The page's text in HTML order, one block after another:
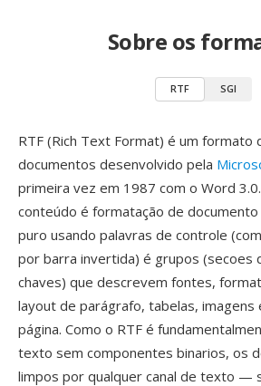
Sobre os
RTF SGI
RTF (Rich Text Format) é um formato
documentos desenvolvido pela
primeira vez em 1987 com o Word
conteúdo é formatação de documento
puro usando palavras de controle
por barra invertida) é grupos (secoes
chaves) que descrevem fontes,
layout de parágrafo, tabelas, imagens
página. Como o RTF é
texto sem componentes binarios, os
limpos por qualquer canal de texto —